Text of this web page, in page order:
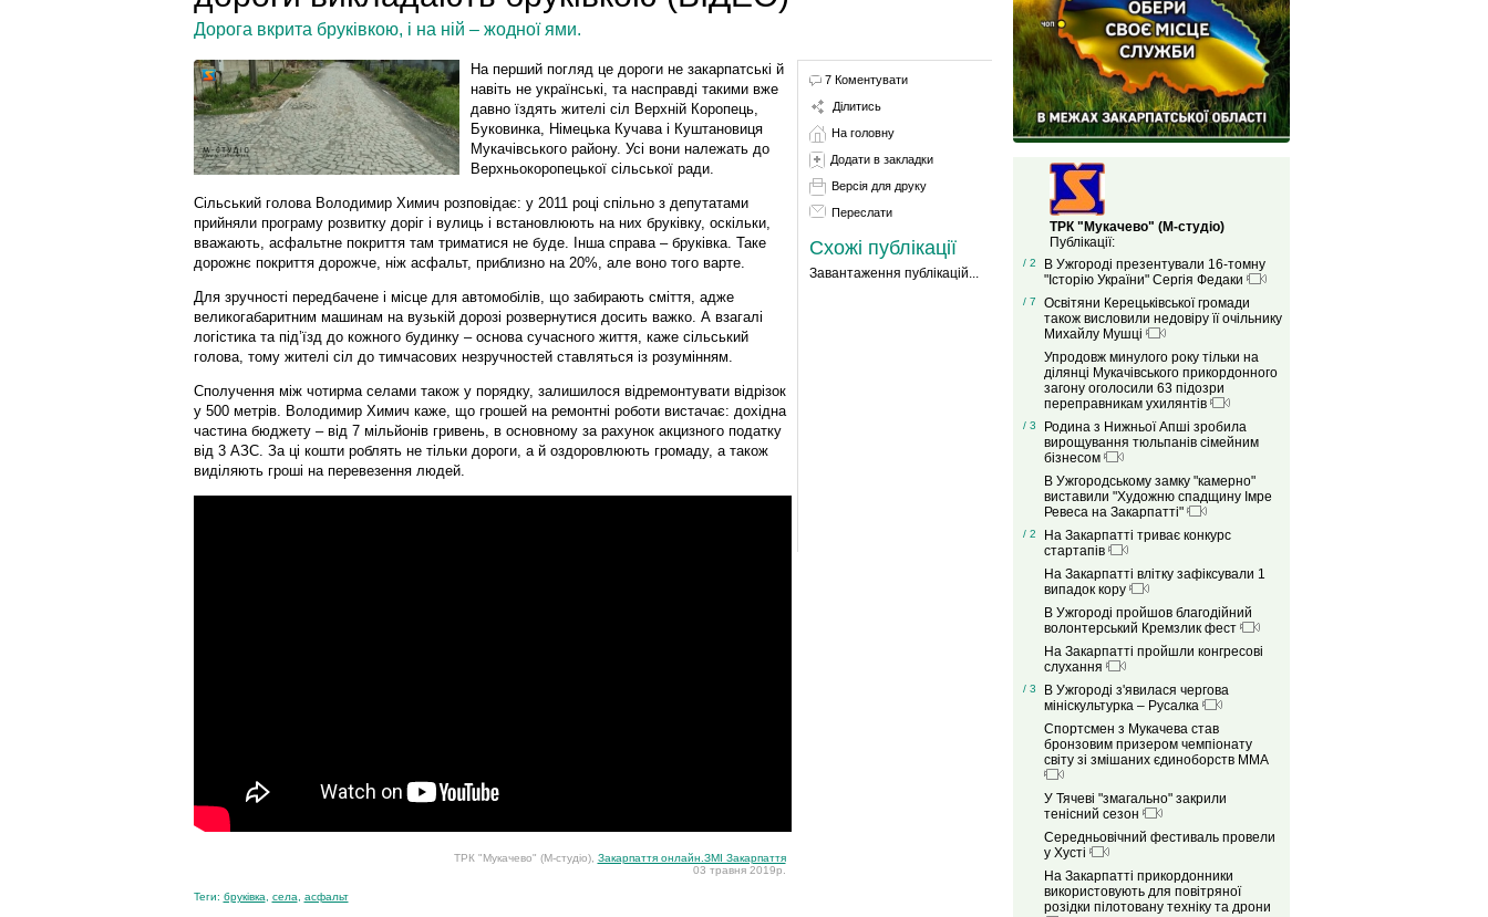
Дорога вкрита бруківкою, і на ній – жодної ями.
На перший погляд це дороги не закарпатські й
навіть не українські, та насправді такими вже
давно їздять жителі сіл Верхній Коропець,
Буковинка, Німецька Кучава і Куштановиця
Мукачівського району. Усі вони належать до
Верхньокоропецької сільської ради.
Сільський голова Володимир Химич розповідає: у 2011 році спільно з депутатами
прийняли програму розвитку доріг і вулиць і встановлюють на них бруківку, оскільки,
вважають, асфальтне покриття там триматися не буде. Інша справа – бруківка. Таке
дорожнє покриття дорожче, ніж асфальт, приблизно на 20%, але воно того варте.
Для зручності передбачене і місце для автомобілів, що забирають сміття, адже
великогабаритним машинам на вузькій дорозі розвернутися досить важко. А взагалі
логістика та під’їзд до кожного будинку – основа сучасного життя, каже сільський
голова, тому жителі сіл до тимчасових незручностей ставляться із розумінням.
Сполучення між чотирма селами також у порядку, залишилося відремонтувати відрізок
у 500 метрів. Володимир Химич каже, що грошей на ремонтні роботи вистачає: дохідна
частина бюджету – від 7 мільйонів гривень, в основному за рахунок акцизного податку
від 3 АЗС. За ці кошти роблять не тільки дороги, а й оздоровлюють громаду, а також
виділяють гроші на перевезення людей.
ТРК "Мукачево" (М-студіо), Закарпаття онлайн.ЗМІ Закарпаття
03 травня 2019р.
Теги: бруківка села асфальт
7 Коментувати
Ділитись
На головну
Додати в закладки
Версія для друку
Переслати
Схожі публікації
Завантаження публікацій...
ТРК "Мукачево" (М-студіо)
Публікації:
/ 2
В Ужгороді презентували 16-томну
"Історію України" Сергія Федаки
/ 7
Освітяни Керецьківської громади
також висловили недовіру її очільнику
Михайлу Мушці
Упродовж минулого року тільки на
ділянці Мукачівського прикордонного
загону оголосили 63 підозри
переправникам ухилянтів
/ 3
Родина з Нижньої Апші зробила
вирощування тюльпанів сімейним
бізнесом
В Ужгородському замку "камерно"
виставили "Художню спадщину Імре
Ревеса на Закарпатті"
/ 2
На Закарпатті триває конкурс
стартапів
На Закарпатті влітку зафіксували 1
випадок кору
В Ужгороді пройшов благодійний
волонтерський Кремзлик фест
На Закарпатті пройшли конгресові
слухання
/ 3
В Ужгороді з'явилася чергова
мініскультурка – Русалка
Спортсмен з Мукачева став
бронзовим призером чемпіонату
світу зі змішаних єдиноборств ММА
У Тячеві "змагально" закрили
тенісний сезон
Середньовічний фестиваль провели
у Хусті
На Закарпатті прикордонники
використовують для повітряної
розідки пілотовану техніку та дрони